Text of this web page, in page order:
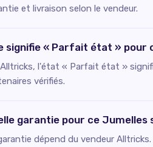
et livraison selon le vendeur.
signifie « Parfait état »
l'état « Parfait état »
vérifiés.
garantie pour ce
dépend du vendeur